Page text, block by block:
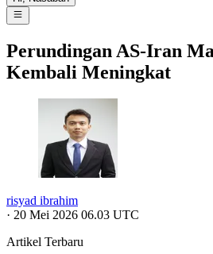
Perundingan AS-Iran
Kembali Meningkat
risyad ibrahim
· 20 Mei 2026 06.03 UTC
Artikel Terbaru